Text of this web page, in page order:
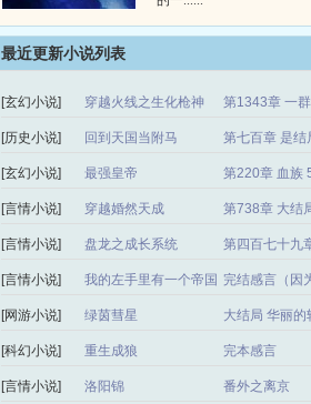
最近更新小说列表
[玄幻小说] 穿越火线之生化枪神 第1343章 一群
[历史小说] 回到天国当附马 第七百章 是结
[玄幻小说] 最强皇帝 第220章 血族
[言情小说] 穿越婚然天成 第738章 大结
[言情小说] 盘龙之成长系统 第四百七十九
[言情小说] 我的左手里有一个帝国 完结感言（因
[网游小说] 绿茵彗星 大结局 华丽的
[科幻小说] 重生成狼 完本感言
[言情小说] 洛阳锦 番外之离京